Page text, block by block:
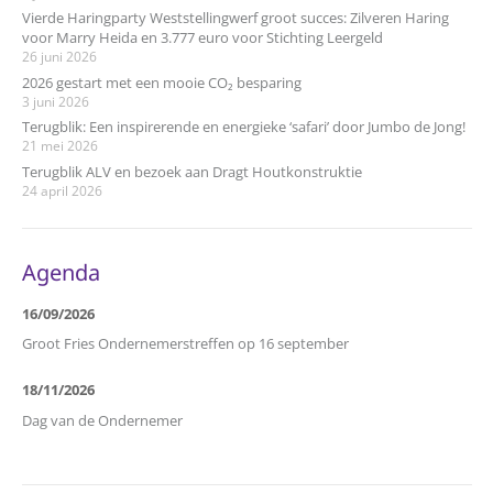
Vierde Haringparty Weststellingwerf groot succes: Zilveren Haring
voor Marry Heida en 3.777 euro voor Stichting Leergeld
26 juni 2026
2026 gestart met een mooie CO₂ besparing
3 juni 2026
Terugblik: Een inspirerende en energieke ‘safari’ door Jumbo de Jong!
21 mei 2026
Terugblik ALV en bezoek aan Dragt Houtkonstruktie
24 april 2026
Agenda
16/09/2026
Groot Fries Ondernemerstreffen op 16 september
18/11/2026
Dag van de Ondernemer